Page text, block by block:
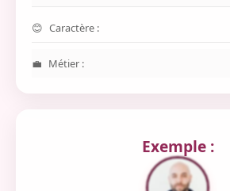
Caractère :
Métier :
Exemple :